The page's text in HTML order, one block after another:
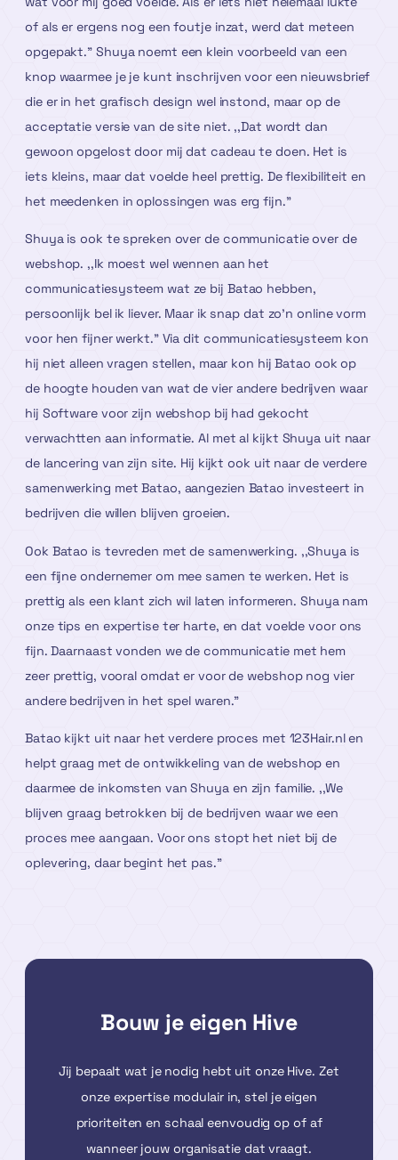
of als er ergens nog een foutje inzat, werd dat meteen
opgepakt.” Shuya noemt een klein voorbeeld van een
knop waarmee je je kunt inschrijven voor een nieuwsbrief
die er in het grafisch design wel instond, maar op de
acceptatie versie van de site niet. ,,Dat wordt dan
gewoon opgelost door mij dat cadeau te doen. Het is
iets kleins, maar dat voelde heel prettig. De flexibiliteit en
het meedenken in oplossingen was erg fijn.”
Shuya is ook te spreken over de communicatie over de
webshop. ,,Ik moest wel wennen aan het
communicatiesysteem wat ze bij Batao hebben,
persoonlijk bel ik liever. Maar ik snap dat zo’n online vorm
voor hen fijner werkt.” Via dit communicatiesysteem kon
hij niet alleen vragen stellen, maar kon hij Batao ook op
de hoogte houden van wat de vier andere bedrijven waar
hij Software voor zijn webshop bij had gekocht
verwachtten aan informatie. Al met al kijkt Shuya uit naar
de lancering van zijn site. Hij kijkt ook uit naar de verdere
samenwerking met Batao, aangezien Batao investeert in
bedrijven die willen blijven groeien.
Ook Batao is tevreden met de samenwerking. ,,Shuya is
een fijne ondernemer om mee samen te werken. Het is
prettig als een klant zich wil laten informeren. Shuya nam
onze tips en expertise ter harte, en dat voelde voor ons
fijn. Daarnaast vonden we de communicatie met hem
zeer prettig, vooral omdat er voor de webshop nog vier
andere bedrijven in het spel waren.”
Batao kijkt uit naar het verdere proces met 123Hair.nl en
helpt graag met de ontwikkeling van de webshop en
daarmee de inkomsten van Shuya en zijn familie. ,,We
blijven graag betrokken bij de bedrijven waar we een
proces mee aangaan. Voor ons stopt het niet bij de
oplevering, daar begint het pas.”
Bouw je eigen Hive
Jij bepaalt wat je nodig hebt uit onze Hive. Zet
onze expertise modulair in, stel je eigen
prioriteiten en schaal eenvoudig op of af
wanneer jouw organisatie dat vraagt.